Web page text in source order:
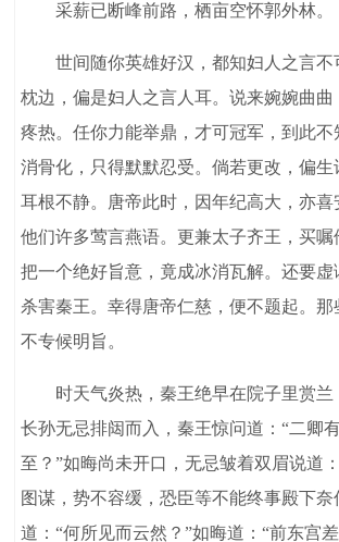
采薪已断峰前路，栖亩空怀郭外林。
世间随你英雄好汉，都知妇人之言不
枕边，偏是妇人之言人耳。说来婉婉曲曲
疼热。任你力能举鼎，才可冠军，到此不
消骨化，只得默默忍受。倘若更改，偏
耳根不静。唐帝此时，因年纪高大，亦喜
他们许多莺言燕语。更兼太子齐王，买嘱
把一个绝好旨意，竟成冰消瓦解。还要虚
杀害秦王。幸得唐帝仁慈，便不题起。
不专候明旨。
时天气炎热，秦王绝早在院子里赏兰
长孙无忌排闼而入，秦王惊问道：“二卿
至？”如晦尚未开口，无忌皱着双眉说道
图谋，势不容缓，恐臣等不能终事殿下奈
道：“何所见而云然？”如晦道：“前东宫